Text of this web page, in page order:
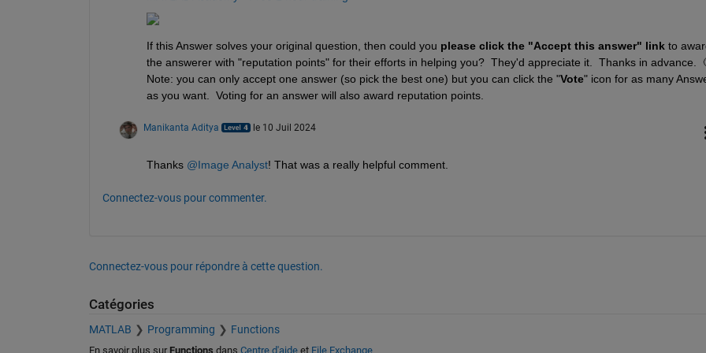
If this Answer solves your original question, then could you please click the "Accept this answer" link to
the answerer with "reputation points" for their efforts in helping you?  They'd appreciate it.  Thanks in advance.
Note: you can only accept one answer (so pick the best one) but you can click the "Vote" icon for as many
as you want.  Voting for an answer will also award reputation points.
Manikanta Aditya le 10 Juil 2024
Thanks @Image Analyst! That was a really helpful comment.
Connectez-vous pour commenter.
Connectez-vous pour répondre à cette question.
Catégories
MATLAB Programming Functions
En savoir plus sur Functions dans Centre d'aideet File Exchange